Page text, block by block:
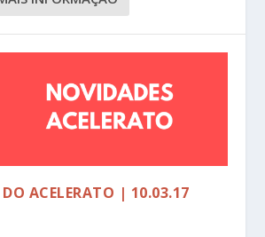
ACELERATO | 10.03.17